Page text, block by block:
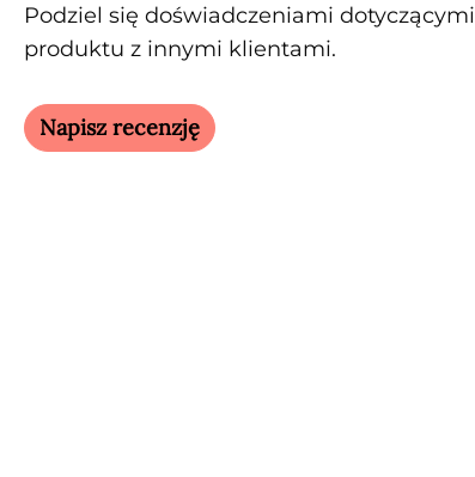
Podziel się doświadczeniami dotyczącymi
produktu z innymi klientami.
Napisz recenzję